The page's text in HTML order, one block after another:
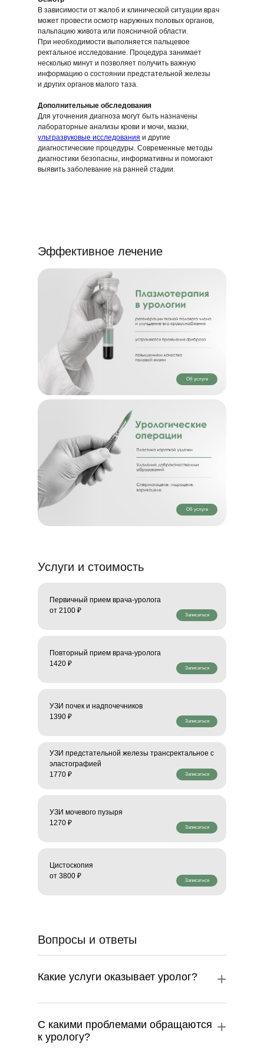
Записаться
Об услуге
Об услуге
Записаться
В зависимости от жалоб и клинической ситуации врач
может провести осмотр наружных половых органов,
пальпацию живота или поясничной области.
При необходимости выполняется пальцевое
ректальное исследование. Процедура занимает
несколько минут и позволяет получить важную
информацию о состоянии предстательной железы
и других органов малого таза.
Дополнительные обследования
Для уточнения диагноза могут быть назначены
лабораторные анализы крови и мочи, мазки,
ультразвуковые исследования и другие
диагностические процедуры. Современные методы
диагностики безопасны, информативны и помогают
выявить заболевание на ранней стадии.
Эффективное лечение
Услуги и стоимость
Вопросы и ответы
Какие услуги оказывает уролог? +
С какими проблемами обращаются
к урологу?
+
Первичный прием врача-уролога
от 2100 ₽
Повторный прием врача-уролога
1420 ₽
Записаться
УЗИ почек и надпочечников
1390 ₽
Записаться
УЗИ предстательной железы трансректальное с
эластографией
1770 ₽
Записаться
УЗИ мочевого пузыря
1270 ₽
Записаться
Цистоскопия
от 3800 ₽